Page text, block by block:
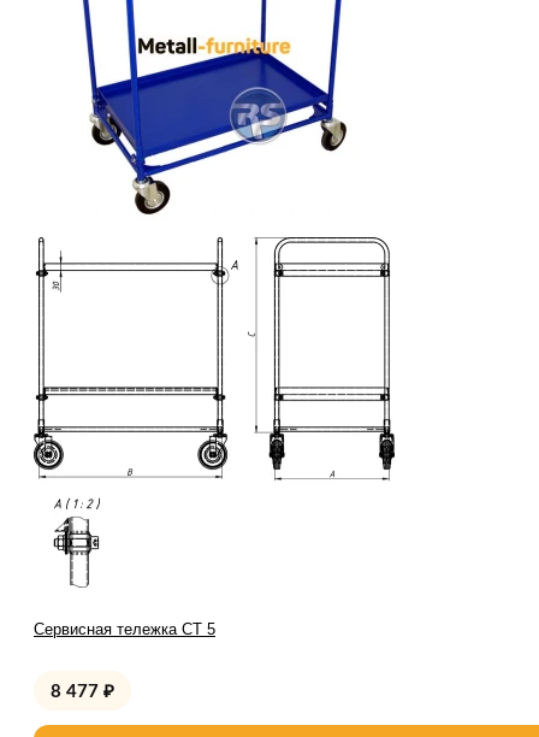
Сервисная тележка СТ 5
8 477 ₽